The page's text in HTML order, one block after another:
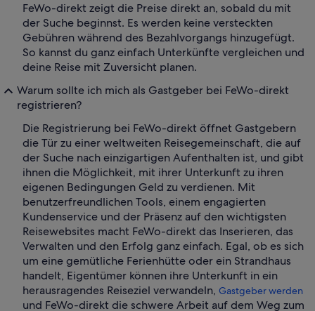
FeWo-direkt zeigt die Preise direkt an, sobald du mit
der Suche beginnst. Es werden keine versteckten
Gebühren während des Bezahlvorgangs hinzugefügt.
So kannst du ganz einfach Unterkünfte vergleichen und
deine Reise mit Zuversicht planen.
Warum sollte ich mich als Gastgeber bei FeWo-direkt
registrieren?
Die Registrierung bei FeWo-direkt öffnet Gastgebern
die Tür zu einer weltweiten Reisegemeinschaft, die auf
der Suche nach einzigartigen Aufenthalten ist, und gibt
ihnen die Möglichkeit, mit ihrer Unterkunft zu ihren
eigenen Bedingungen Geld zu verdienen. Mit
benutzerfreundlichen Tools, einem engagierten
Kundenservice und der Präsenz auf den wichtigsten
Reisewebsites macht FeWo-direkt das Inserieren, das
Verwalten und den Erfolg ganz einfach. Egal, ob es sich
um eine gemütliche Ferienhütte oder ein Strandhaus
handelt, Eigentümer können ihre Unterkunft in ein
herausragendes Reiseziel verwandeln, Gastgeber werden
und FeWo-direkt die schwere Arbeit auf dem Weg zum